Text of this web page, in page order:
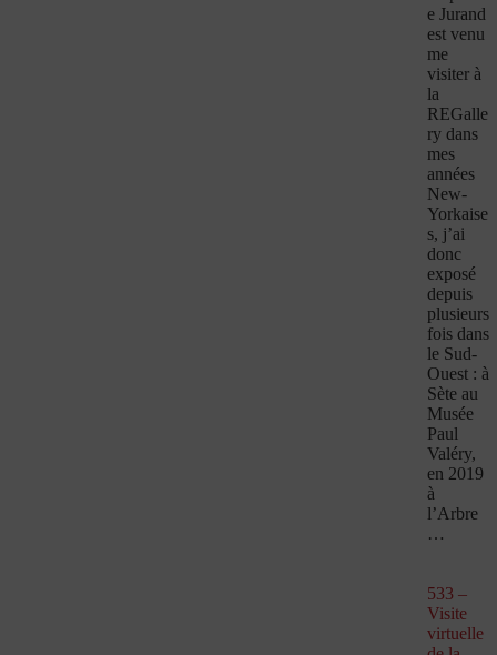
e Jurand
est venu
me
visiter à
la
REGalle
ry dans
mes
années
New-
Yorkaise
s, j’ai
donc
exposé
depuis
plusieurs
fois dans
le Sud-
Ouest : à
Sète au
Musée
Paul
Valéry,
en 2019
à
l’Arbre
…
533 –
Visite
virtuelle